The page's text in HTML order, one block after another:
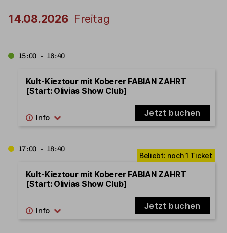
14.08.2026 Freitag
15:00 - 16:40
Kult-Kieztour mit Koberer FABIAN ZAHRT
[Start: Olivias Show Club]
Jetzt buchen
17:00 - 18:40
Kult-Kieztour mit Koberer FABIAN ZAHRT
[Start: Olivias Show Club]
Jetzt buchen